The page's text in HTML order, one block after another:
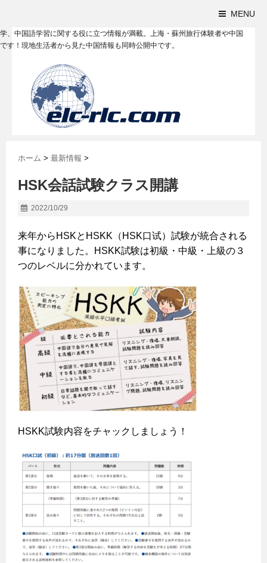
MENU
、中国語学習に関する役に立つ情報が満載。上海・蘇州旅行体験者や中国
す！現地生活者から見た中国情報も同時公開中です。
ホーム > 最新情報 >
HSK会話試験クラス開講
2022/10/29
来年からHSKとHSKK（HSK口试）試験が統合される
事になりました。HSKK試験は初級・中級・上級の３
つのレベルに分かれています。
HSKK試験内容をチャックしましょう！